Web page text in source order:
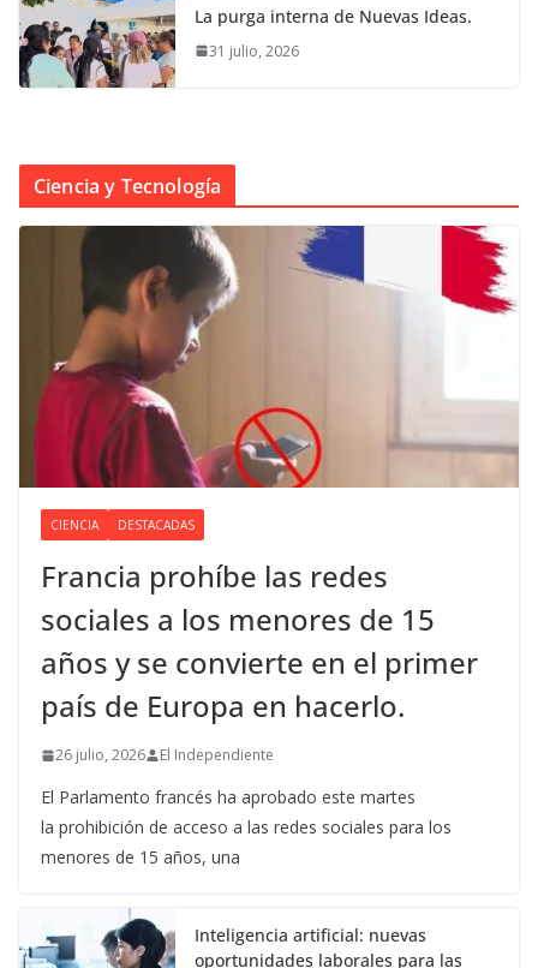
La purga interna de Nuevas Ideas.
31 julio, 2026
Ciencia y Tecnología
CIENCIA DESTACADAS
Francia prohíbe las redes
sociales a los menores de 15
años y se convierte en el primer
país de Europa en hacerlo.
26 julio, 2026 El Independiente
El Parlamento francés ha aprobado este martes
la prohibición de acceso a las redes sociales para los
menores de 15 años, una
Inteligencia artificial: nuevas
oportunidades laborales para las